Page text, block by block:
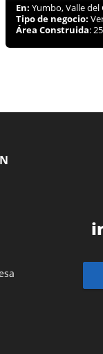
En: Yumbo, Valle del
Tipo de negocio:
Área Construida: